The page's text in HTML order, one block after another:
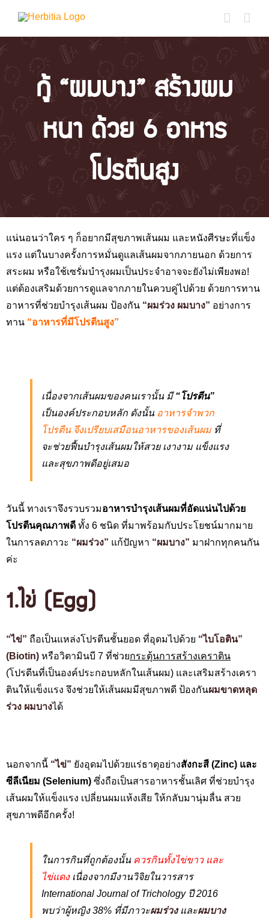
content
กู้ “ผมบาง” สร้างผม
หนา ด้วย 6 อาหาร
โปรตีนสูง
แน่นอนว่าใคร ๆ ก็อยากมีสุขภาพเส้นผม และหนังศีรษะที่แข็ง
แรง แต่ในบางครั้งการหมั่นดูแลเส้นผมจากภายนอก ด้วยการ
สระผม หรือใช้เซรั่มบำรุงผมเป็นประจำอาจจะยังไม่เพียงพอ!
แต่ต้องเสริมด้วยการดูแลจากภายในควบคู่ไปด้วย ด้วยการทาน
อาหารที่ช่วยบำรุงเส้นผม ป้องกัน “ผมร่วง ผมบาง” อย่างการ
ทาน “อาหารที่มีโปรตีนสูง”
เนื่องจากเส้นผมของคนเรานั้น มี“โปรตีน”
เป็นองค์ประกอบหลัก ดังนั้น อาหารจำพวก
โปรตีน จึงเปรียบเสมือนอาหารของเส้นผม ที่
จะช่วยฟื้นบำรุงเส้นผมให้สวย เงางาม แข็งแรง
และสุขภาพดีอยู่เสมอ
วันนี้ ทางเราจึงรวบรวมอาหารบำรุงเส้นผมที่อัดแน่นไปด้วย
โปรตีนคุณภาพดี ทั้ง 6 ชนิด ที่มาพร้อมกับประโยชน์มากมาย
ในการลดภาวะ “ผมร่วง” แก้ปัญหา “ผมบาง” มาฝากทุกคนกัน
ค่ะ
1.ไข่ (Egg)
“ไข่” ถือเป็นแหล่งโปรตีนชั้นยอด ที่อุดมไปด้วย “ไบโอติน”
(Biotin) หรือวิตามินบี 7 ที่ช่วยกระตุ้นการสร้างเคราติน
(โปรตีนที่เป็นองค์ประกอบหลักในเส้นผม) และเสริมสร้างเครา
ตินให้แข็งแรง จึงช่วยให้เส้นผมมีสุขภาพดี ป้องกันผมขาดหลุด
ร่วง ผมบางได้
นอกจากนี้ “ไข่” ยังอุดมไปด้วยแร่ธาตุอย่างสังกะสี (Zinc) และ
ซีลีเนียม (Selenium) ซึ่งถือเป็นสารอาหารชั้นเลิศ ที่ช่วยบำรุง
เส้นผมให้แข็งแรง เปลี่ยนผมแห้งเสีย ให้กลับมานุ่มลื่น สวย
สุขภาพดีอีกครั้ง!
ในการกินที่ถูกต้องนั้น ควรกินทั้งไข่ขาว และ
ไข่แดงเนื่องจากมีงานวิจิยในวารสาร
International Journal of Trichology ปี 2016
พบว่าผู้หญิง 38% ที่มีภาวะผมร่วงและผมบาง